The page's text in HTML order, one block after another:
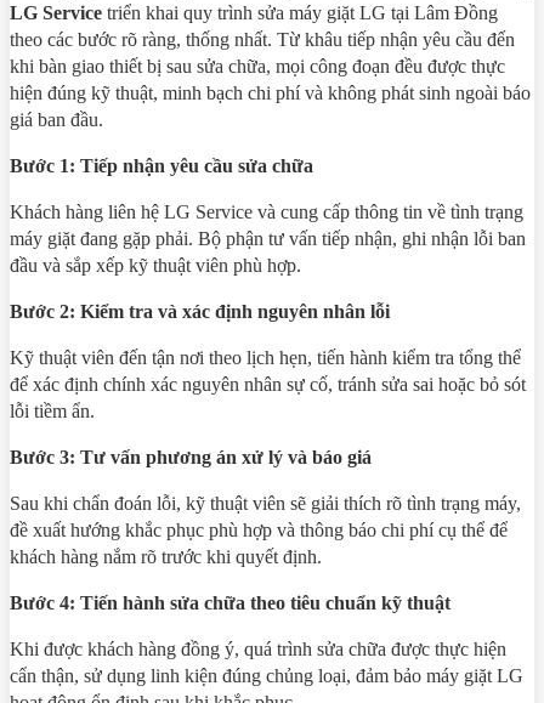
LG Service triển khai quy trình sửa máy giặt LG tại Lâm Đồng
theo các bước rõ ràng, thống nhất. Từ khâu tiếp nhận yêu cầu đến
khi bàn giao thiết bị sau sửa chữa, mọi công đoạn đều được thực
hiện đúng kỹ thuật, minh bạch chi phí và không phát sinh ngoài báo
giá ban đầu.
Bước 1: Tiếp nhận yêu cầu sửa chữa
Khách hàng liên hệ LG Service và cung cấp thông tin về tình trạng
máy giặt đang gặp phải. Bộ phận tư vấn tiếp nhận, ghi nhận lỗi ban
đầu và sắp xếp kỹ thuật viên phù hợp.
Bước 2: Kiểm tra và xác định nguyên nhân lỗi
Kỹ thuật viên đến tận nơi theo lịch hẹn, tiến hành kiểm tra tổng thể
để xác định chính xác nguyên nhân sự cố, tránh sửa sai hoặc bỏ sót
lỗi tiềm ẩn.
Bước 3: Tư vấn phương án xử lý và báo giá
Sau khi chẩn đoán lỗi, kỹ thuật viên sẽ giải thích rõ tình trạng máy,
đề xuất hướng khắc phục phù hợp và thông báo chi phí cụ thể để
khách hàng nắm rõ trước khi quyết định.
Bước 4: Tiến hành sửa chữa theo tiêu chuẩn kỹ thuật
Khi được khách hàng đồng ý, quá trình sửa chữa được thực hiện
cẩn thận, sử dụng linh kiện đúng chủng loại, đảm bảo máy giặt LG